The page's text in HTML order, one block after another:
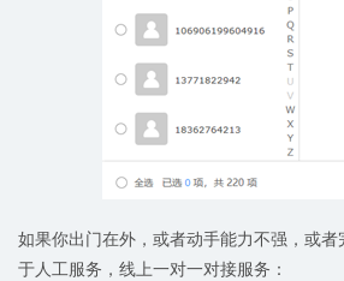
如果你出门在外，或者动手能力不强，或
于人工服务，线上一对一对接服务：